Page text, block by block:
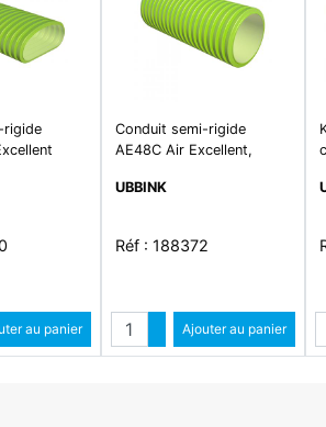
rigide
quantité
quantité
au panier
Conduit semi-rigide
AE48C Air Excellent,
AS et AB
UBBINK
Réf : 188372
QuantitéAugmenter quantité
Diminuer quantité
Ajouter au panier